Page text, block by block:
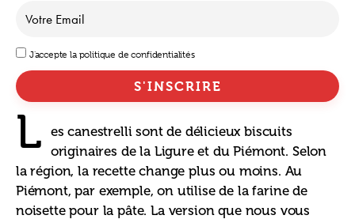
J'accepte la politique de confidentialités
L
es canestrelli sont de délicieux biscuits
originaires de la Ligure et du Piémont. Selon
la région, la recette change plus ou moins. Au
Piémont, par exemple, on utilise de la farine de
noisette pour la pâte. La version que nous vous